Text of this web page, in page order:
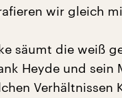
wir gleich
säumt die weiß
Heyde und
Verhältnissen